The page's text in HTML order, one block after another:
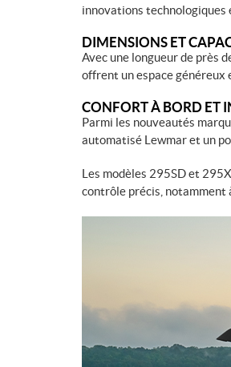
innovations technologiques
DIMENSIONS ET
Avec une longueur de près
offrent un espace
CONFORT À BORD ET
Parmi les nouveautés
automatisé Lewmar et un
Les modèles 295SD et
contrôle précis, notamment